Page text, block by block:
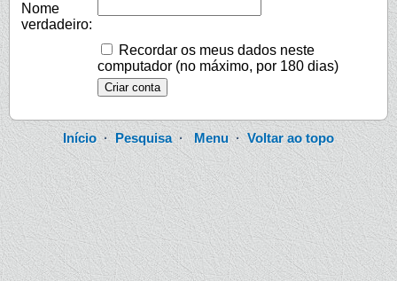
Nome
verdadeiro:
Recordar os meus dados neste
computador (no máximo, por 180 dias)
Início·Pesquisa·Menu·Voltar ao topo